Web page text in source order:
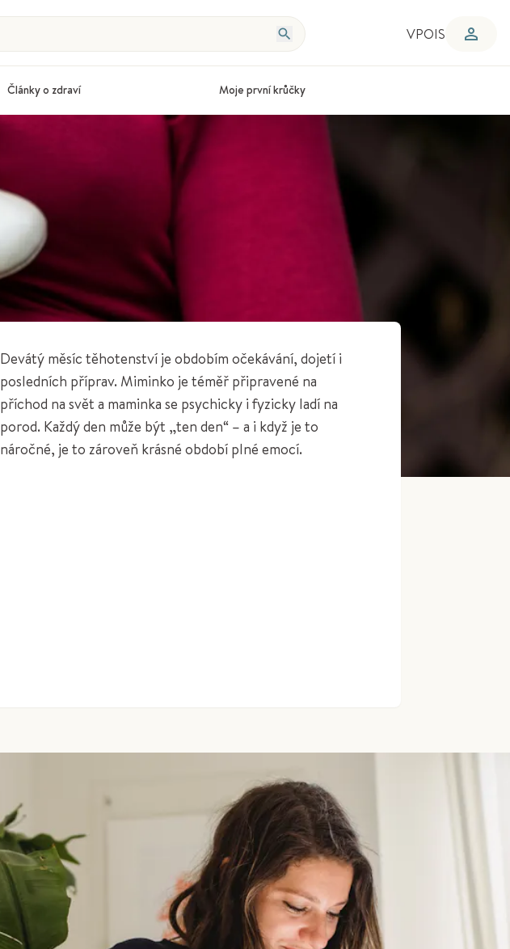
VPOIS
Články o zdraví Moje první krůčky
Devátý měsíc těhotenství je obdobím očekávání, dojetí i
posledních příprav. Miminko je téměř připravené na
příchod na svět a maminka se psychicky i fyzicky ladí na
porod. Každý den může být „ten den“ – a i když je to
náročné, je to zároveň krásné období plné emocí.